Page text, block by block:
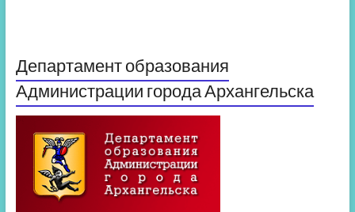
Департамент образования
Администрации города Архангельска